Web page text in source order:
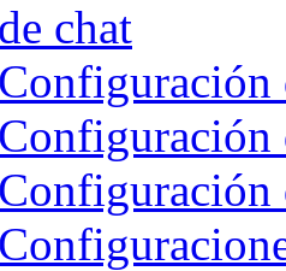
de chat
Configuración
Configuración
Configuración